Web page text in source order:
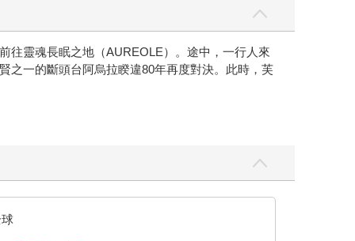
往靈魂長眠之地（AUREOLE）。途中，一行人來
之一的斷頭台阿烏拉睽違80年再度對決。此時，芙